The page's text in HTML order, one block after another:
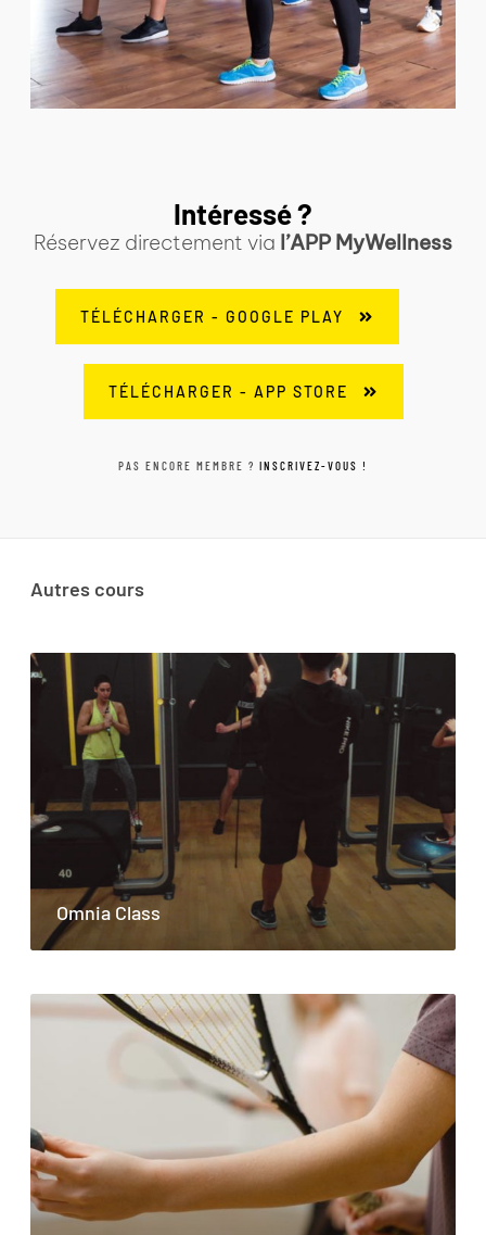
Intéressé ?
Réservez directement via l’APP MyWellness
TÉLÉCHARGER - GOOGLE PLAY
TÉLÉCHARGER - APP STORE
PAS ENCORE MEMBRE ? INSCRIVEZ-VOUS !
Autres cours
Omnia Class